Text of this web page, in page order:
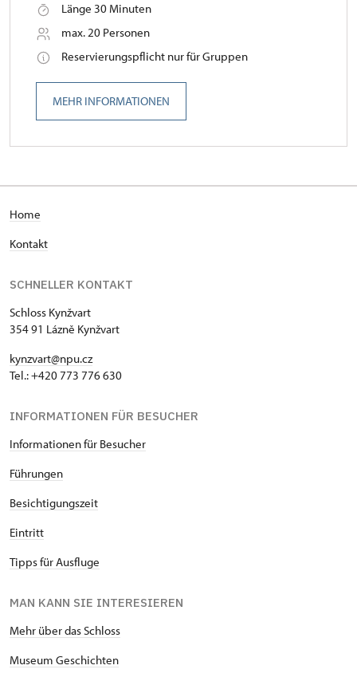
Länge 30 Minuten
max. 20 Personen
Reservierungspflicht nur für Gruppen
MEHR INFORMATIONEN
Home
Kontakt
SCHNELLER KONTAKT
Schloss Kynžvart
354 91 Lázně Kynžvart
kynzvart@npu.cz
Tel.: +420 773 776 630
INFORMATIONEN FÜR BESUCHER
Informationen für Besucher
Führungen
Besichtigungszeit
Eintritt
Tipps für Ausfluge
MAN KANN SIE INTERESIEREN
Mehr über das Schloss
Museum Geschichten